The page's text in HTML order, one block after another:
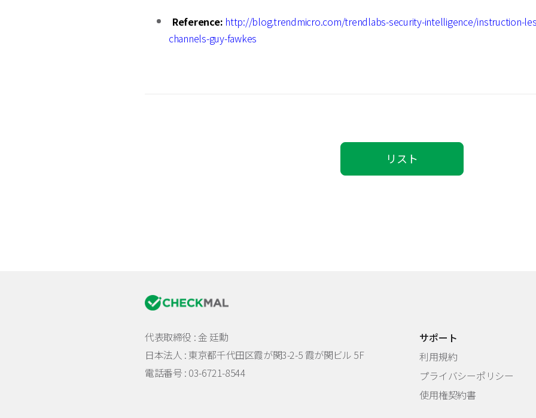
Reference: http://blog.trendmicro.com/trendlabs-security-intelligence/instruction-
channels-guy-fawkes
リスト
代表取締役 : 金 廷勳
日本法人 :東京都千代田区霞が関3-2-5 霞が関ビル 5F
電話番号 : 03-6721-8544
サポート
利用規約
プライバシーポリシー
使用権契約書